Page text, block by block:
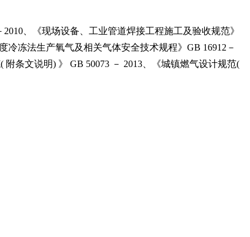
、《现场设备、工业管道焊接工程施工及验收规范》
冷冻法生产氧气及相关气体安全技术规程》GB 16912－
条文说明) 》 GB 50073 － 2013、《城镇燃气设计规范(